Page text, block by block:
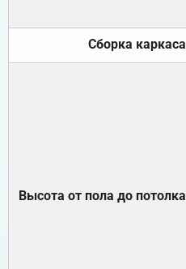
Сборка каркаса
Высота от пола до потолка